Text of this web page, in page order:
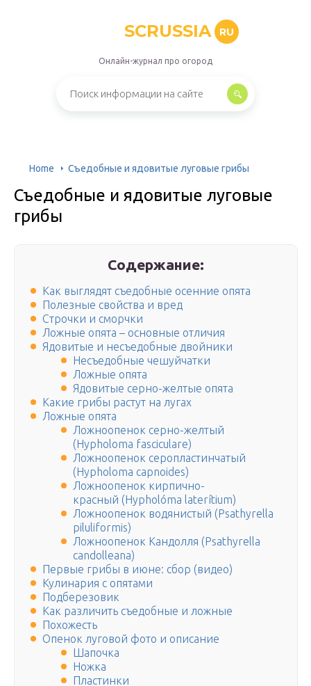
SCRUSSIA RU
Онлайн-журнал про огород
Home Съедобные и ядовитые луговые грибы
Съедобные и ядовитые луговые
грибы
Содержание:
Как выглядят съедобные осенние опята
Полезные свойства и вред
Строчки и сморчки
Ложные опята – основные отличия
Ядовитые и несъедобные двойники
Несъедобные чешуйчатки
Ложные опята
Ядовитые серно-желтые опята
Какие грибы растут на лугах
Ложные опята
Ложноопенок серно-желтый
(Hypholoma fasciculare)
Ложноопенок серопластинчатый
(Hypholoma capnoides)
Ложноопенок кирпично-
красный (Hypholóma laterítium)
Ложноопенок водянистый (Psathyrella
piluliformis)
Ложноопенок Кандолля (Psathyrella
candolleana)
Первые грибы в июне: сбор (видео)
Кулинария с опятами
Подберезовик
Как различить съедобные и ложные
Похожесть
Опенок луговой фото и описание
Шапочка
Ножка
Пластинки